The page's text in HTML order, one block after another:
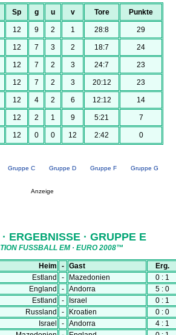
Sp g u v Tore Punkte
12 9 2 1 28:8 29
12 7 3 2 18:7 24
12 7 2 3 24:7 23
12 7 2 3 20:12 23
12 4 2 6 12:12 14
12 2 1 9 5:21 7
12 0 0 12 2:42 0
Gruppe C Gruppe D Gruppe F Gruppe G
Anzeige
ERGEBNISSE · GRUPPE E
FUSSBALL EM · EURO 2008™
Heim - Gast
Erg.
Estland - Mazedonien
0 : 1
England - Andorra
5 : 0
Estland - Israel
0 : 1
Russland - Kroatien
0 : 0
Israel - Andorra
4 : 1